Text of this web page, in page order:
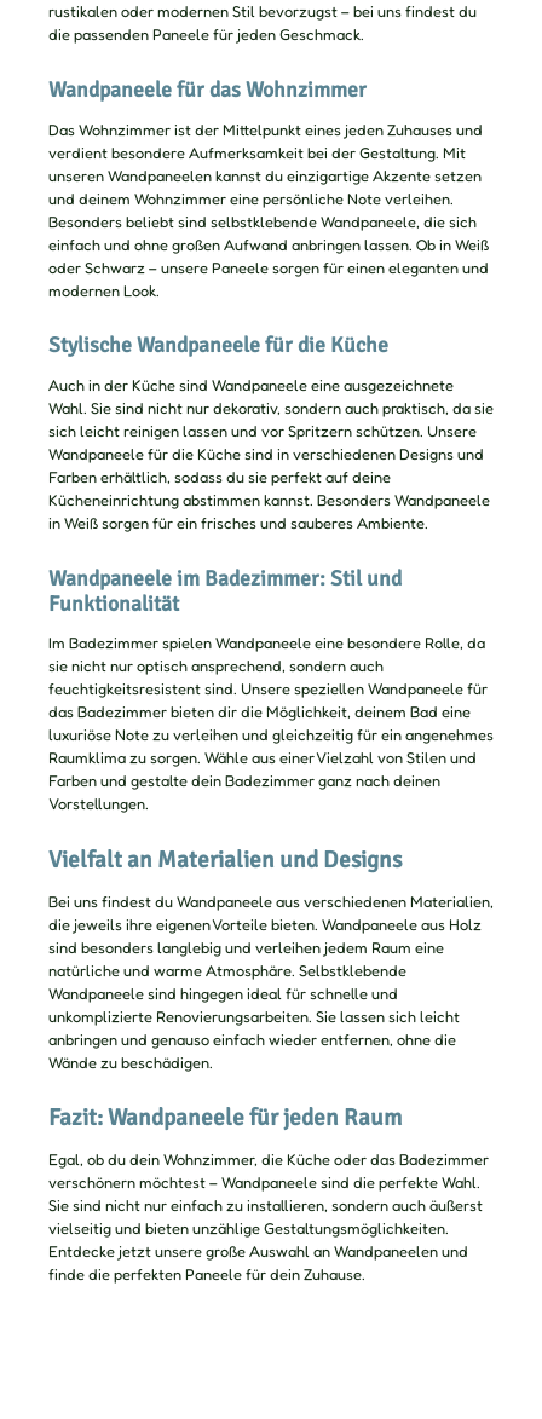
rustikalen oder modernen Stil bevorzugst – bei uns findest du
die passenden Paneele für jeden Geschmack.
Wandpaneele für das Wohnzimmer
Das Wohnzimmer ist der Mittelpunkt eines jeden Zuhauses und
verdient besondere Aufmerksamkeit bei der Gestaltung. Mit
unseren Wandpaneelen kannst du einzigartige Akzente setzen
und deinem Wohnzimmer eine persönliche Note verleihen.
Besonders beliebt sind selbstklebende Wandpaneele, die sich
einfach und ohne großen Aufwand anbringen lassen. Ob in Weiß
oder Schwarz – unsere Paneele sorgen für einen eleganten und
modernen Look.
Stylische Wandpaneele für die Küche
Auch in der Küche sind Wandpaneele eine ausgezeichnete
Wahl. Sie sind nicht nur dekorativ, sondern auch praktisch, da sie
sich leicht reinigen lassen und vor Spritzern schützen. Unsere
Wandpaneele für die Küche sind in verschiedenen Designs und
Farben erhältlich, sodass du sie perfekt auf deine
Kücheneinrichtung abstimmen kannst. Besonders Wandpaneele
in Weiß sorgen für ein frisches und sauberes Ambiente.
Wandpaneele im Badezimmer: Stil und
Funktionalität
Im Badezimmer spielen Wandpaneele eine besondere Rolle, da
sie nicht nur optisch ansprechend, sondern auch
feuchtigkeitsresistent sind. Unsere speziellen Wandpaneele für
das Badezimmer bieten dir die Möglichkeit, deinem Bad eine
luxuriöse Note zu verleihen und gleichzeitig für ein angenehmes
Raumklima zu sorgen. Wähle aus einer Vielzahl von Stilen und
Farben und gestalte dein Badezimmer ganz nach deinen
Vorstellungen.
Vielfalt an Materialien und Designs
Bei uns findest du Wandpaneele aus verschiedenen Materialien,
die jeweils ihre eigenen Vorteile bieten. Wandpaneele aus Holz
sind besonders langlebig und verleihen jedem Raum eine
natürliche und warme Atmosphäre. Selbstklebende
Wandpaneele sind hingegen ideal für schnelle und
unkomplizierte Renovierungsarbeiten. Sie lassen sich leicht
anbringen und genauso einfach wieder entfernen, ohne die
Wände zu beschädigen.
Fazit: Wandpaneele für jeden Raum
Egal, ob du dein Wohnzimmer, die Küche oder das Badezimmer
verschönern möchtest – Wandpaneele sind die perfekte Wahl.
Sie sind nicht nur einfach zu installieren, sondern auch äußerst
vielseitig und bieten unzählige Gestaltungsmöglichkeiten.
Entdecke jetzt unsere große Auswahl an Wandpaneelen und
finde die perfekten Paneele für dein Zuhause.